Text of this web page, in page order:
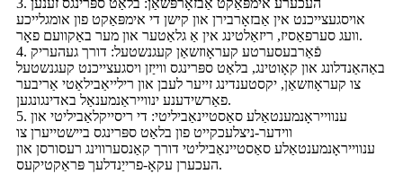
3. העכערע אימפּאַקט אַבזאָרפּשאַן: בלאַט ספּרינגס זענען
אויסגעצייכנט אין אַבזאָרבירן און קישן די אימפּאַקט פון אומגלייכע
וועג סערפאַסיז, ריזאַלטינג אין אַ גלאַטער און מער באַקוועם פאָר.
4. פֿאַרבעסערטע קעראָוזשאַן קעגנשטעל: דורך געהעריק
באַהאַנדלונג און קאָוטינג, בלאַט ספּרינגס ווייַזן ויסגעצייכנט קעגנשטעל
צו קעראָוזשאַן, יקסטענדינג זייער לעבן און רילייאַבילאַטי אַריבער
פאַרשידענע ינווייראַנמענאַל באדינגונגען.
5. ענווייראָנמענטאַלע סאַסטיינאַביליטי: די ריסייקלאַביליטי און
ווידער-ניצלעכקייט פון בלאַט ספּרינגס ביישטייערן צו
ענווייראָנמענטאַלע סאַסטיינאַביליטי דורך קאַנסערווינג רעסורסן און
העכערן עקאָ-פרייַנדלעך פּראַקטיקעס.